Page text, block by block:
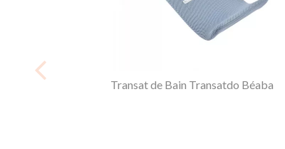
Transat de Bain Transatdo Béaba